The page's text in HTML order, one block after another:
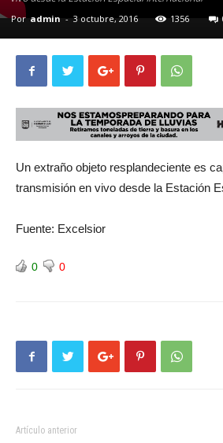
Por admin - 3 octubre, 2016 1356
Un extraño objeto resplandeciente es
transmisión en vivo desde la Estación
Fuente: Excelsior
0 0
Artículo anterior